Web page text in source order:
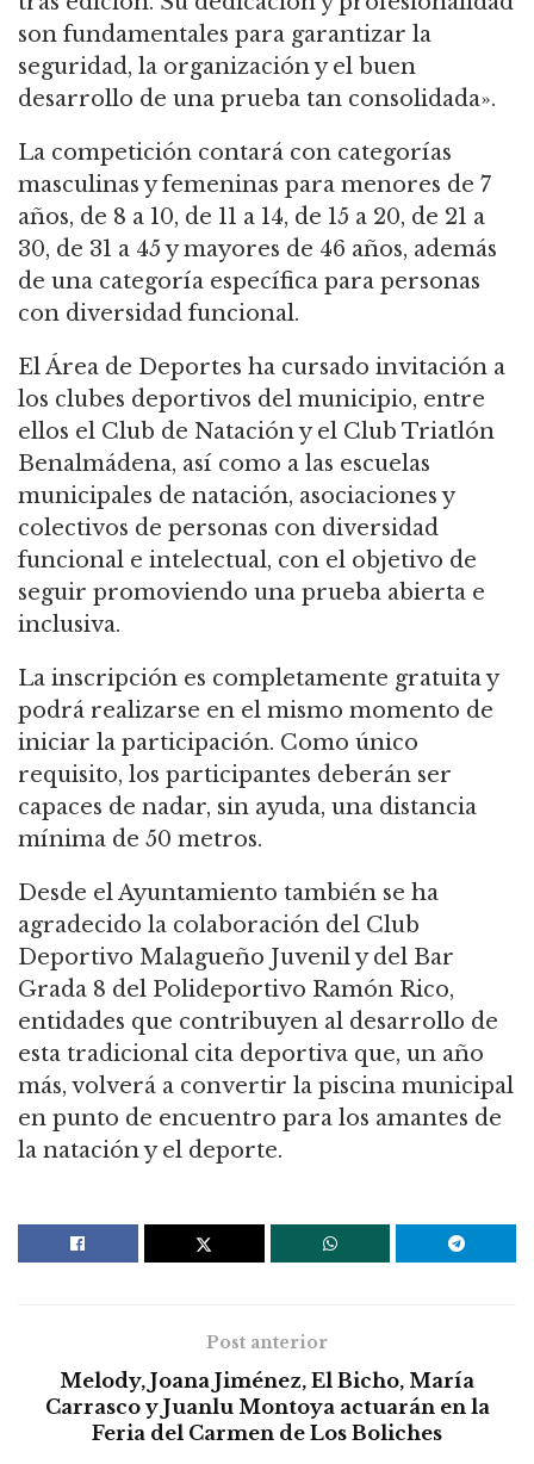
son fundamentales para garantizar la
seguridad, la organización y el buen
desarrollo de una prueba tan consolidada».
La competición contará con categorías
masculinas y femeninas para menores de 7
años, de 8 a 10, de 11 a 14, de 15 a 20, de 21 a
30, de 31 a 45 y mayores de 46 años, además
de una categoría específica para personas
con diversidad funcional.
El Área de Deportes ha cursado invitación a
los clubes deportivos del municipio, entre
ellos el Club de Natación y el Club Triatlón
Benalmádena, así como a las escuelas
municipales de natación, asociaciones y
colectivos de personas con diversidad
funcional e intelectual, con el objetivo de
seguir promoviendo una prueba abierta e
inclusiva.
La inscripción es completamente gratuita y
podrá realizarse en el mismo momento de
iniciar la participación. Como único
requisito, los participantes deberán ser
capaces de nadar, sin ayuda, una distancia
mínima de 50 metros.
Desde el Ayuntamiento también se ha
agradecido la colaboración del Club
Deportivo Malagueño Juvenil y del Bar
Grada 8 del Polideportivo Ramón Rico,
entidades que contribuyen al desarrollo de
esta tradicional cita deportiva que, un año
más, volverá a convertir la piscina municipal
en punto de encuentro para los amantes de
la natación y el deporte.
Post anterior
Melody, Joana Jiménez, El Bicho, María
Carrasco y Juanlu Montoya actuarán en la
Feria del Carmen de Los Boliches